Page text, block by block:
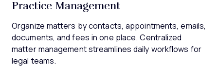
Practice Management
Organize matters by contacts, appointments, emails,
documents, and fees in one place. Centralized
matter management streamlines daily workflows for
legal teams.